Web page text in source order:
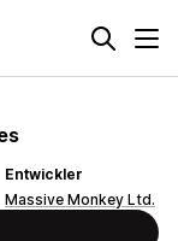
Entwickler
Massive Monkey Ltd.